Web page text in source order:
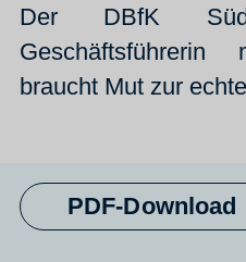
Der DBfK
braucht Mut zur
PDF-Download